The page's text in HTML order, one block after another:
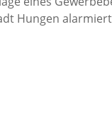
Hungen